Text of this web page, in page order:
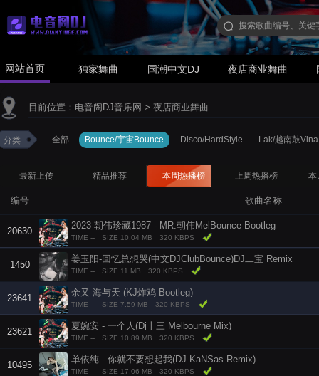
网站首页 独家舞曲 国潮中文DJ 夜店商业舞曲
目前位置： 电音阁DJ音乐网 > 夜店商业舞曲
分类 全部 Bounce/宇宙Bounce Disco/HardStyle Lak/越南鼓
最新上传 精品推荐 本周热播榜 上周热播榜 本
编号 歌曲名称
20630
2023 朝伟珍藏1987 - MR.朝伟MelBounce Bootleg
TIME -- SIZE 10.04 MB 320 KBPS
1450
姜玉阳-回忆总想哭(中文DJClubBounce)DJ二宝 Remix
TIME -- SIZE 11 MB 320 KBPS
23641
余又-海与天 (KJ炸鸡 Bootleg)
TIME -- SIZE 7.59 MB 320 KBPS
23621
夏婉安 - 一个人(Dj十三 Melbourne Mix)
TIME -- SIZE 10.89 MB 320 KBPS
10495
单依纯 - 你就不要想起我(DJ KaNSas Remix)
TIME -- SIZE 17.06 MB 320 KBPS